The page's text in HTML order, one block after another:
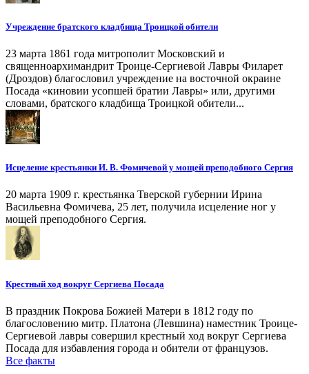
Учреждение братского кладбища Троицкой обители
23 марта 1861 года митрополит Московский и
священноархимандрит Троице-Сергиевой Лавры Филарет
(Дроздов) благословил учреждение на восточной окраине
Посада «киновии усопшей братии Лавры» или, другими
словами, братского кладбища Троицкой обители...
Исцеление крестьянки И. В. Фомичевой у мощей преподобного Сергия
20 марта 1909 г. крестьянка Тверской губернии Ирина
Васильевна Фомичева, 25 лет, получила исцеление ног у
мощей преподобного Сергия.
Крестный ход вокруг Сергиева Посада
В праздник Покрова Божией Матери в 1812 году по
благословению митр. Платона (Левшина) наместник Троице-
Сергиевой лавры совершил крестный ход вокруг Сергиева
Посада для избавления города и обители от французов.
Все факты